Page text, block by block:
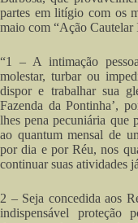
partes em litígio com os
maio com “Ação Cautelar
“1 – A intimação
molestar, turbar ou
dispor e trabalhar sua
Fazenda da Pontinha’,
lhes pena pecuniária que
ao quantum mensal de
por dia e por Réu, nos
continuar suas atividades
2 – Seja concedida aos
indispensável proteção